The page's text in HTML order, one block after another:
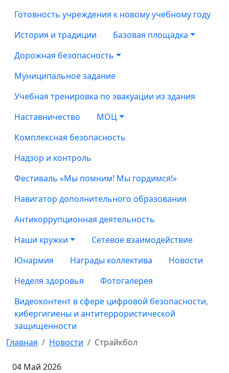
Готовность учреждения к новому учебному году
История и традиции
Базовая площадка
Дорожная безопасность
Муниципальное задание
Учебная тренировка по эвакуации из здания
Наставничество
МОЦ
Комплексная безопасность
Надзор и контроль
Фестиваль «Мы помним! Мы гордимся!»
Навигатор дополнительного образования
Антикоррупционная деятельность
Наши кружки
Сетевое взаимодействие
Юнармия
Награды коллектива
Новости
Неделя здоровья
Фотогалерея
Видеоконтент в сфере цифровой безопасности,
кибергигиены и антитеррористической
защищенности
Главная
Новости Страйкбол
04 Май 2026